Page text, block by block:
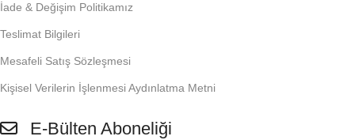
İade & Değişim Politikamız
Teslimat Bilgileri
Mesafeli Satış Sözleşmesi
Kişisel Verilerin İşlenmesi Aydınlatma Metni
E-Bülten Aboneliği